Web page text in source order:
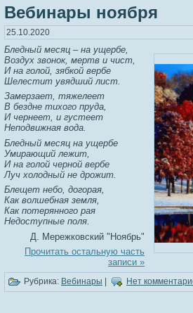
Вебинары ноября
25.10.2020
Бледный месяц – на ущербе,
Воздух звонок, мертв и чист,
И на голой, зябкой вербе
Шелестит увядший лист.
Замерзает, тяжелеет
В бездне тихого пруда,
И чернеет, и густеет
Неподвижная вода.
Бледный месяц на ущербе
Умирающий лежит,
И на голой черной вербе
Луч холодный не дрожит.
Блещет небо, догорая,
Как волшебная земля,
Как потерянного рая
Недоступные поля.
Д. Мережковский "Ноябрь"
Прочитать остальную часть
записи »
Рубрика: Вебинары Нет